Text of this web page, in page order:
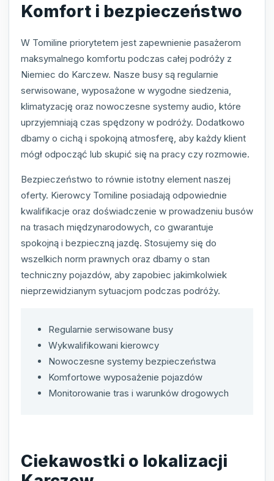
Komfort i bezpieczeństwo
W Tomiline priorytetem jest zapewnienie pasażerom
maksymalnego komfortu podczas całej podróży z
Niemiec do Karczew. Nasze busy są regularnie
serwisowane, wyposażone w wygodne siedzenia,
klimatyzację oraz nowoczesne systemy audio, które
uprzyjemniają czas spędzony w podróży. Dodatkowo
dbamy o cichą i spokojną atmosferę, aby każdy klient
mógł odpocząć lub skupić się na pracy czy rozmowie.
Bezpieczeństwo to równie istotny element naszej
oferty. Kierowcy Tomiline posiadają odpowiednie
kwalifikacje oraz doświadczenie w prowadzeniu busów
na trasach międzynarodowych, co gwarantuje
spokojną i bezpieczną jazdę. Stosujemy się do
wszelkich norm prawnych oraz dbamy o stan
techniczny pojazdów, aby zapobiec jakimkolwiek
nieprzewidzianym sytuacjom podczas podróży.
Regularnie serwisowane busy
Wykwalifikowani kierowcy
Nowoczesne systemy bezpieczeństwa
Komfortowe wyposażenie pojazdów
Monitorowanie tras i warunków drogowych
Ciekawostki o lokalizacji